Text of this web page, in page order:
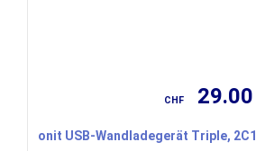
CHF 29.00
onit USB-Wandladegerät Triple,